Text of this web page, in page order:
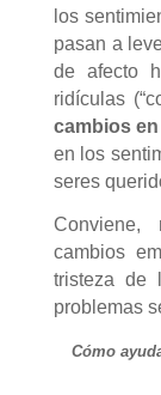
los
pasan a
de afecto
ridículas
cambios
en los
seres
cambios
tristeza de
problemas
Cómo